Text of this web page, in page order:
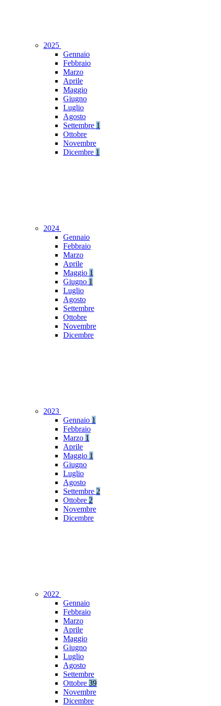
2025
Gennaio
Febbraio
Marzo
Aprile
Maggio
Giugno
Luglio
Agosto
Settembre 1
Ottobre
Novembre
Dicembre 1
2024
Gennaio
Febbraio
Marzo
Aprile
Maggio 1
Giugno 1
Luglio
Agosto
Settembre
Ottobre
Novembre
Dicembre
2023
Gennaio 1
Febbraio
Marzo 1
Aprile
Maggio 1
Giugno
Luglio
Agosto
Settembre 2
Ottobre 2
Novembre
Dicembre
2022
Gennaio
Febbraio
Marzo
Aprile
Maggio
Giugno
Luglio
Agosto
Settembre
Ottobre 39
Novembre
Dicembre